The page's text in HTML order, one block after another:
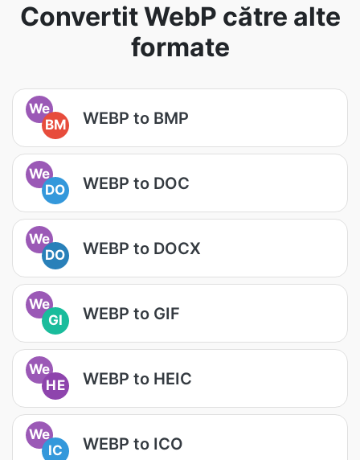
Convertit WebP către alte
formate
We
BM
WEBP to BMP
We
DO
WEBP to DOC
We
DO
WEBP to DOCX
We
GI
WEBP to GIF
We
HE
WEBP to HEIC
We
IC
WEBP to ICO